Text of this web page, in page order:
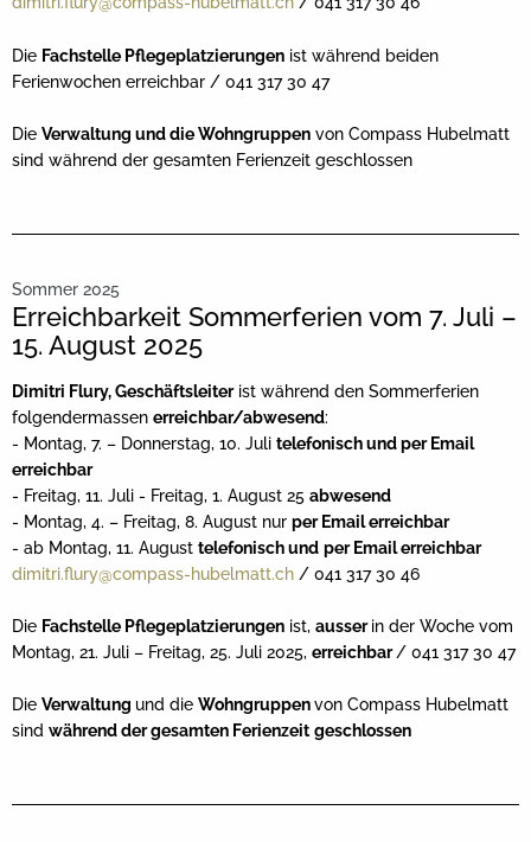
Die Fachstelle Pflegeplatzierungen ist während beiden
Ferienwochen erreichbar / 041 317 30 47
Die Verwaltung und die Wohngruppen von Compass Hubelmatt
sind während der gesamten Ferienzeit geschlossen
Sommer 2025
Erreichbarkeit Sommerferien vom 7. Juli –
15. August 2025
Dimitri Flury, Geschäftsleiterist während den Sommerferien
folgendermassen erreichbar/abwesend:
- Montag, 7. – Donnerstag, 10. Juli telefonisch und per Email
erreichbar
- Freitag, 11. Juli - Freitag, 1. August 25 abwesend
- Montag, 4. – Freitag, 8. August nur per Email erreichbar
- ab Montag, 11. August telefonisch und per Email erreichbar
dimitri.flury@compass-hubelmatt.ch / 041 317 30 46
Die Fachstelle Pflegeplatzierungen ist, ausserin der Woche vom
Montag, 21. Juli – Freitag, 25. Juli 2025, erreichbar/ 041 317 30 47
Die Verwaltung und die Wohngruppenvon Compass Hubelmatt
sind während der gesamten Ferienzeit geschlossen